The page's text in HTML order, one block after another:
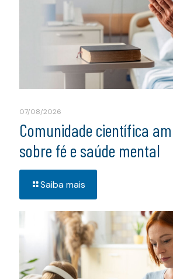
07/08/2026
Comunidade científica
sobre fé e saúde mental
Saiba mais